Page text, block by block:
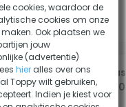
-5%
cookies, waardoor de
cookies om onze
Ook plaatsen we
jouw
(advertentie)
hier alles over ons
Toppy wilt gebruiken,
Indien je kiest voor